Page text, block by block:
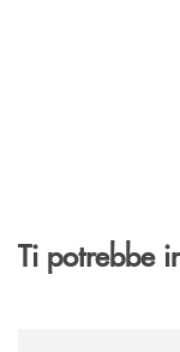
Ti potrebbe